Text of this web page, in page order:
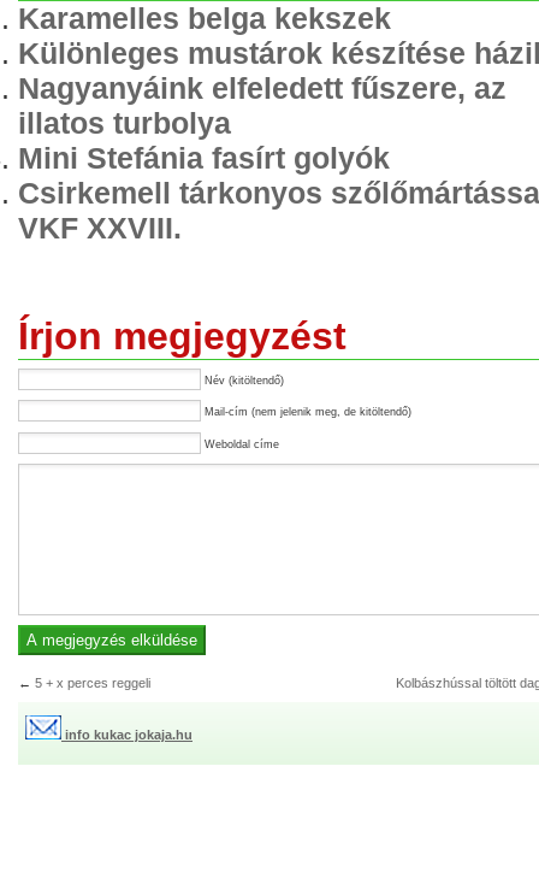
Karamelles belga kekszek
Különleges mustárok készítése
Nagyanyáink elfeledett fűszere, az
illatos turbolya
Mini Stefánia fasírt golyók
Csirkemell tárkonyos
VKF XXVIII.
Írjon megjegyzést
Név (kitöltendő)
Mail-cím (nem jelenik meg, de kitöltendő)
Weboldal címe
← 5 + x perces reggeli Kolbászhússal töltött
info kukac jokaja.hu